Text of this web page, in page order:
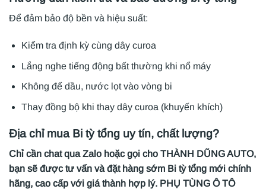
Để đảm bảo độ bền và hiệu suất:
Kiểm tra định kỳ cùng dây curoa
Lắng nghe tiếng động bất thường khi nổ máy
Không để dầu, nước lọt vào vòng bi
Thay đồng bộ khi thay dây curoa (khuyến khích)
Địa chỉ mua Bi tỳ tổng uy tín, chất lượng?
Chỉ cần chat qua Zalo hoặc gọi cho THÀNH DŨNG AUTO,
bạn sẽ được tư vấn và đặt hàng sớm Bi tỳ tổng mới chính
hãng, cao cấp với giá thành hợp lý. PHỤ TÙNG Ô TÔ